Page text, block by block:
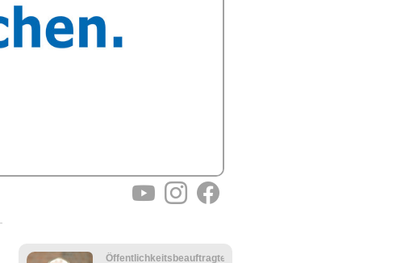
YouTubeInstagramFacebook
Öffentlichkeitsbeauftragter